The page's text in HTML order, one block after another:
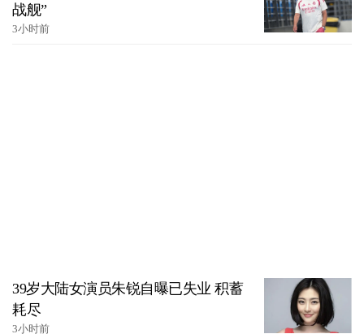
战舰”
3小时前
39岁大陆女演员朱锐自曝已失业 积蓄
耗尽
3小时前